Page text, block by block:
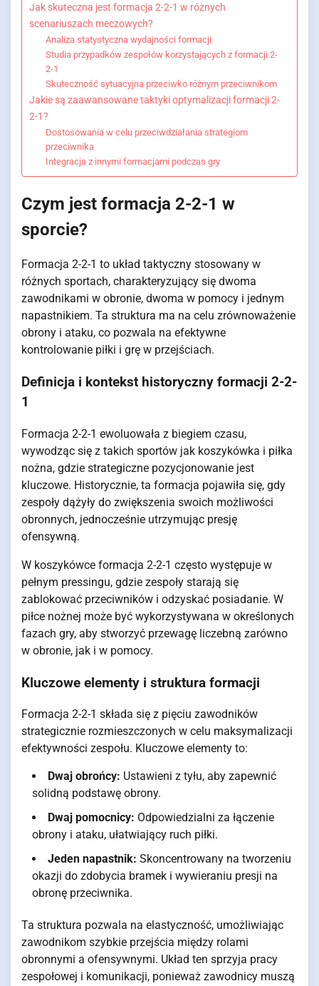
Jak skuteczna jest formacja 2-2-1 w różnych
scenariuszach meczowych?
Analiza statystyczna wydajności formacji
Studia przypadków zespołów korzystających z formacji 2-
2-1
Skuteczność sytuacyjna przeciwko różnym przeciwnikom
Jakie są zaawansowane taktyki optymalizacji formacji 2-
2-1?
Dostosowania w celu przeciwdziałania strategiom
przeciwnika
Integracja z innymi formacjami podczas gry
Czym jest formacja 2-2-1 w
sporcie?
Formacja 2-2-1 to układ taktyczny stosowany w
różnych sportach, charakteryzujący się dwoma
zawodnikami w obronie, dwoma w pomocy i jednym
napastnikiem. Ta struktura ma na celu zrównoważenie
obrony i ataku, co pozwala na efektywne
kontrolowanie piłki i grę w przejściach.
Definicja i kontekst historyczny formacji 2-2-
1
Formacja 2-2-1 ewoluowała z biegiem czasu,
wywodząc się z takich sportów jak koszykówka i piłka
nożna, gdzie strategiczne pozycjonowanie jest
kluczowe. Historycznie, ta formacja pojawiła się, gdy
zespoły dążyły do zwiększenia swoich możliwości
obronnych, jednocześnie utrzymując presję
ofensywną.
W koszykówce formacja 2-2-1 często występuje w
pełnym pressingu, gdzie zespoły starają się
zablokować przeciwników i odzyskać posiadanie. W
piłce nożnej może być wykorzystywana w określonych
fazach gry, aby stworzyć przewagę liczebną zarówno
w obronie, jak i w pomocy.
Kluczowe elementy i struktura formacji
Formacja 2-2-1 składa się z pięciu zawodników
strategicznie rozmieszczonych w celu maksymalizacji
efektywności zespołu. Kluczowe elementy to:
Dwaj obrońcy: Ustawieni z tyłu, aby zapewnić
solidną podstawę obrony.
Dwaj pomocnicy: Odpowiedzialni za łączenie
obrony i ataku, ułatwiający ruch piłki.
Jeden napastnik: Skoncentrowany na tworzeniu
okazji do zdobycia bramek i wywieraniu presji na
obronę przeciwnika.
Ta struktura pozwala na elastyczność, umożliwiając
zawodnikom szybkie przejścia między rolami
obronnymi a ofensywnymi. Układ ten sprzyja pracy
zespołowej i komunikacji, ponieważ zawodnicy muszą